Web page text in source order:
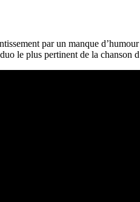
par un manque
le plus pertinent de la chanson